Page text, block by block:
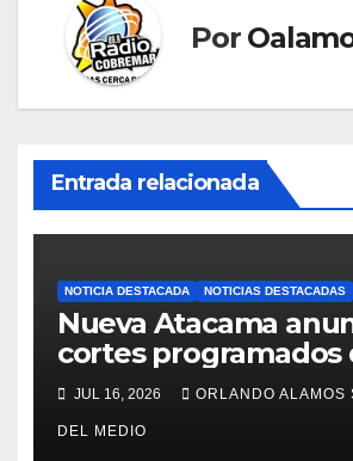
Por
Entrada relacionada
NOTICIA DESTACADA NOTICIAS DESTACADAS
Nueva Atacama
cortes programados
potable en Copiapó y
revisa fechas,
sectores
JUL 16, 2026 ORLANDO ALAMOS
DEL MEDIO